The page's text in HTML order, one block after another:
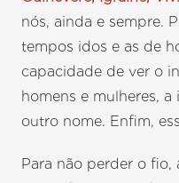
nós, ainda e sempre.
tempos idos e as de
capacidade de ver o
homens e mulheres,
outro nome. Enfim,
Para não perder o fio,